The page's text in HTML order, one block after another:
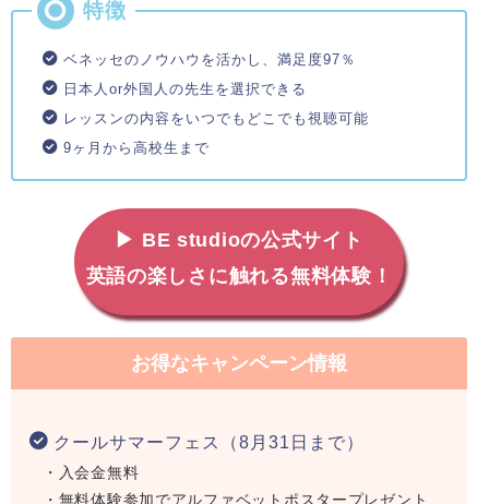
ベネッセのノウハウを活かし、満足度97％
日本人or外国人の先生を選択できる
レッスンの内容をいつでもどこでも視聴可能
9ヶ月から高校生まで
▶ BE studioの公式サイト
英語の楽しさに触れる無料体験！
お得なキャンペーン情報
クールサマーフェス（8月31日まで）
・入会金無料
・無料体験参加でアルファベットポスタープレゼント